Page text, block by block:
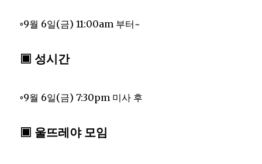
◦9월 6일(금) 11:00am 부터~
▣ 성시간
◦9월 6일(금) 7:30pm 미사 후
▣ 울뜨레야 모임